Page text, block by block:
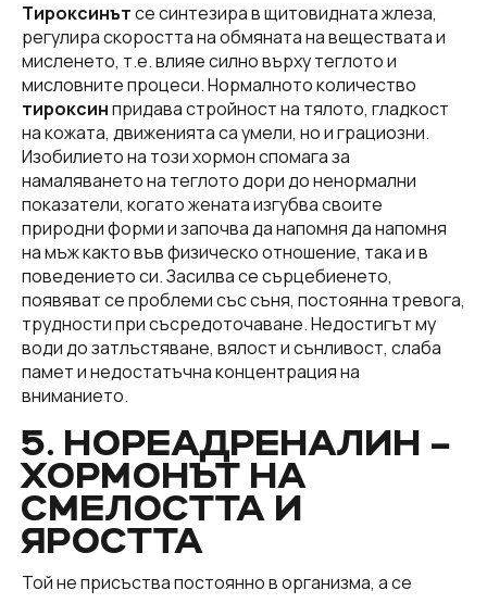
Тироксинътсе синтезира в щитовидната жлеза,
регулира скоростта на обмяната на веществата и
мисленето, т.е. влияе силно върху теглото и
мисловните процеси. Нормалното количество
тироксинпридава стройност на тялото, гладкост
на кожата, движенията са умели, но и грациозни.
Изобилието на този хормон спомага за
намаляването на теглото дори до ненормални
показатели, когато жената изгубва своите
природни форми и започва да напомня да напомня
на мъж както във физическо отношение, така и в
поведението си. Засилва се сърцебиенето,
появяват се проблеми със съня, постоянна тревога,
трудности при съсредоточаване. Недостигът му
води до затлъстяване, вялост и сънливост, слаба
памет и недостатъчна концентрация на
вниманието.
5. НОРЕАДРЕНАЛИН –
ХОРМОНЪТ НА
СМЕЛОСТТА И
ЯРОСТТА
Той не присъства постоянно в организма, а се